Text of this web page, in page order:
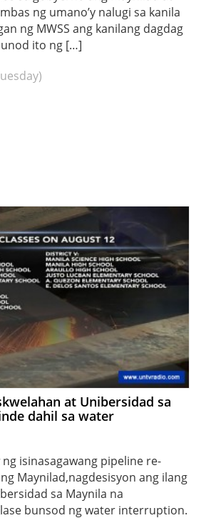
ng umano’y nalugi sa kanila
ng MWSS ang kanilang dagdag
ito ng […]
at Unibersidad sa
dahil sa water
isinasagawang pipeline re-
Maynilad,nagdesisyon ang ilang
sa Maynila na
bunsod ng water interruption.